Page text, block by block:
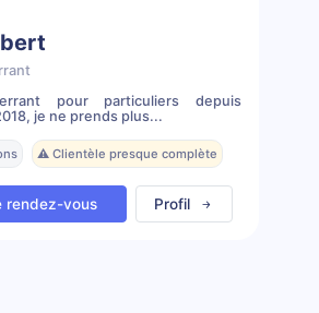
pour particuliers depuis
je ne prends plus...
⚠️ Clientèle presque complète
rendez-vous Profil